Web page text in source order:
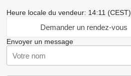
Heure locale du vendeur: 14:11 (CEST)
Demander un rendez-vous
Envoyer un message